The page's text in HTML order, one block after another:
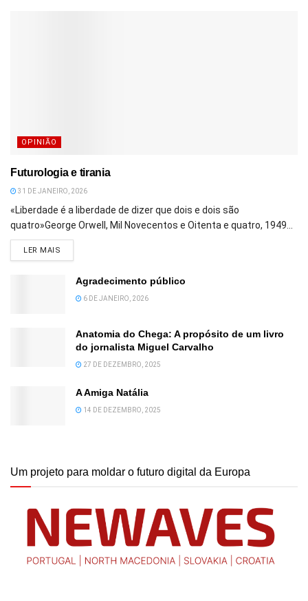
OPINIÃO
Futurologia e tirania
31 DE JANEIRO, 2026
«Liberdade é a liberdade de dizer que dois e dois são
quatro»George Orwell, Mil Novecentos e Oitenta e quatro, 1949...
LER MAIS
Agradecimento público
6 DE JANEIRO, 2026
Anatomia do Chega: A propósito de um livro
do jornalista Miguel Carvalho
27 DE DEZEMBRO, 2025
A Amiga Natália
14 DE DEZEMBRO, 2025
Um projeto para moldar o futuro digital da Europa